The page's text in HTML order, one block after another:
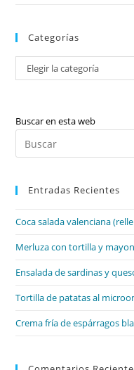
Categorías
Categorías
Elegir la categoría
Buscar en esta web
Entradas Recientes
Coca salada valenciana
Merluza con tortilla y
Ensalada de sardinas y
Tortilla de patatas al
Crema fría de espárragos